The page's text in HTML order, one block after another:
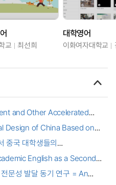
교 최선희
대학영어
이화여자대학교
and Other Accelerated
[electronic resource]
Design of China Based on
중국 대학생들의
Students’ English
Classroom:From Self-
English as a Second
문성 발달 동기 연구 = An